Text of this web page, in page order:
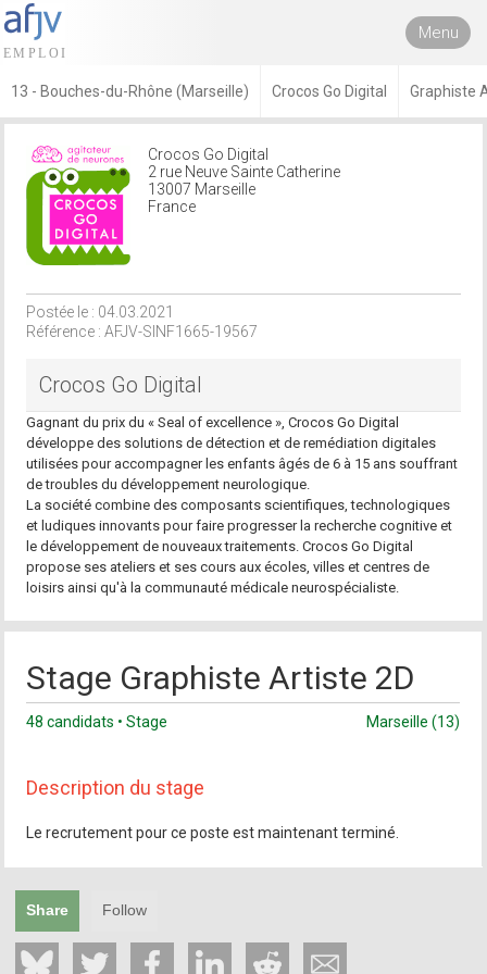
Menu
13 - Bouches-du-Rhône (Marseille) Crocos Go Digital Graphiste
Crocos Go Digital
2 rue Neuve Sainte Catherine
13007 Marseille
France
Postée le : 04.03.2021
Référence : AFJV-SINF1665-19567
Crocos Go Digital
Gagnant du prix du « Seal of excellence », Crocos Go Digital
développe des solutions de détection et de remédiation digitales
utilisées pour accompagner les enfants âgés de 6 à 15 ans souffrant
de troubles du développement neurologique.
La société combine des composants scientifiques, technologiques
et ludiques innovants pour faire progresser la recherche cognitive et
le développement de nouveaux traitements. Crocos Go Digital
propose ses ateliers et ses cours aux écoles, villes et centres de
loisirs ainsi qu'à la communauté médicale neurospécialiste.
Stage Graphiste Artiste 2D
48 candidats • Stage Marseille (13)
Description du stage
Le recrutement pour ce poste est maintenant terminé.
Share Follow